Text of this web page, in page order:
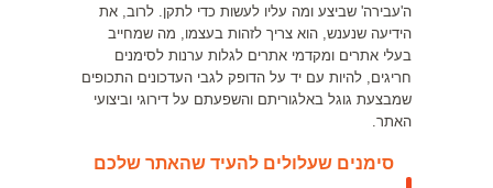
ה'עבירה' שביצע ומה עליו לעשות כדי לתקן. לרוב, את
הידיעה שנענש, הוא צריך לזהות בעצמו, מה שמחייב
בעלי אתרים ומקדמי אתרים לגלות ערנות לסימנים
חריגים, להיות עם יד על הדופק לגבי העדכונים התכופים
שמבצעת גוגל באלגוריתם והשפעתם על דירוגי וביצועי
האתר.
סימנים שעלולים להעיד שהאתר שלכם